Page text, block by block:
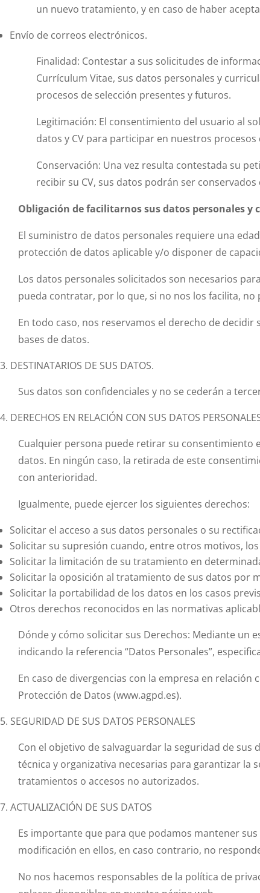
un nuevo tratamiento, y en caso de haber
Envío de correos electrónicos.
Finalidad: Contestar a sus solicitudes de
Currículum Vitae, sus datos personales y
procesos de selección presentes y futuros.
Legitimación: El consentimiento del usuario al
datos y CV para participar en nuestros procesos
Conservación: Una vez resulta contestada su
recibir su CV, sus datos podrán ser
Obligación de facilitarnos sus datos personales y
El suministro de datos personales requiere una
protección de datos aplicable y/o disponer de
Los datos personales solicitados son necesarios
pueda contratar, por lo que, si no nos los facilita,
En todo caso, nos reservamos el derecho de
bases de datos.
DESTINATARIOS DE SUS DATOS.
Sus datos son confidenciales y no se cederán a
DERECHOS EN RELACIÓN CON SUS DATOS
Cualquier persona puede retirar su consentimiento
datos. En ningún caso, la retirada de este
con anterioridad.
Igualmente, puede ejercer los siguientes derechos:
Solicitar el acceso a sus datos personales o su
Solicitar su supresión cuando, entre otros motivos,
Solicitar la limitación de su tratamiento en
Solicitar la oposición al tratamiento de sus datos por
Solicitar la portabilidad de los datos en los casos
Otros derechos reconocidos en las normativas
Dónde y cómo solicitar sus Derechos: Mediante un
indicando la referencia “Datos Personales”,
En caso de divergencias con la empresa en
Protección de Datos (www.agpd.es).
SEGURIDAD DE SUS DATOS PERSONALES
Con el objetivo de salvaguardar la seguridad de
técnica y organizativa necesarias para garantizar
tratamientos o accesos no autorizados.
ACTUALIZACIÓN DE SUS DATOS
Es importante que para que podamos mantener
modificación en ellos, en caso contrario, no
No nos hacemos responsables de la política de